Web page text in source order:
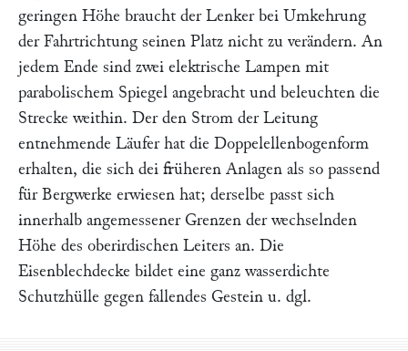
geringen Höhe braucht der Lenker bei Umkehrung
der Fahrtrichtung seinen Platz nicht zu verändern. An
jedem Ende sind zwei elektrische Lampen mit
parabolischem Spiegel angebracht und beleuchten die
Strecke weithin. Der den Strom der Leitung
entnehmende Läufer hat die Doppelellenbogenform
erhalten, die sich dei früheren Anlagen als so passend
für Bergwerke erwiesen hat; derselbe passt sich
innerhalb angemessener Grenzen der wechselnden
Höhe des oberirdischen Leiters an. Die
Eisenblechdecke bildet eine ganz wasserdichte
Schutzhülle gegen fallendes Gestein u. dgl.